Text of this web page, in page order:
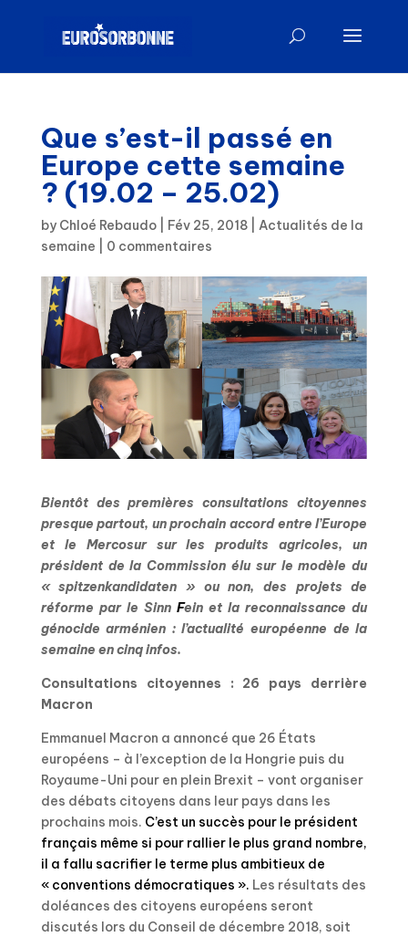
Que s’est-il passé en
Europe cette semaine
? (19.02 – 25.02)
by Chloé Rebaudo| Fév 25, 2018| Actualités de la
semaine
0 commentaires
Bientôt des premières consultations citoyennes
presque partout, un prochain accord entre l’Europe
et le Mercosur sur les produits agricoles, un
président de la Commission élu sur le modèle du
« spitzenkandidaten » ou non, des projets de
réforme par le Sinn Fein et la reconnaissance du
génocide arménien : l’actualité européenne de la
semaine en cinq infos.
Consultations citoyennes : 26 pays derrière
Macron
Emmanuel Macron a annoncé que 26 États
européens – à l’exception de la Hongrie puis du
Royaume-Uni pour en plein Brexit – vont organiser
des débats citoyens dans leur pays dans les
prochains mois. C’est un succès pour le président
français même si pour rallier le plus grand nombre,
il a fallu sacrifier le terme plus ambitieux de
« conventions démocratiques ». Les résultats des
doléances des citoyens européens seront
discutés lors du Conseil de décembre 2018, soit